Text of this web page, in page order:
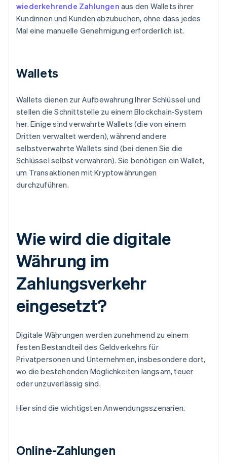
wiederkehrende Zahlungen aus den Wallets ihrer
Kundinnen und Kunden abzubuchen, ohne dass jedes
Mal eine manuelle Genehmigung erforderlich ist.
Wallets
Wallets dienen zur Aufbewahrung Ihrer Schlüssel und
stellen die Schnittstelle zu einem Blockchain-System
her. Einige sind verwahrte Wallets (die von einem
Dritten verwaltet werden), während andere
selbstverwahrte Wallets sind (bei denen Sie die
Schlüssel selbst verwahren). Sie benötigen ein Wallet,
um Transaktionen mit Kryptowährungen
durchzuführen.
Wie wird die digitale
Währung im
Zahlungsverkehr
eingesetzt?
Digitale Währungen werden zunehmend zu einem
festen Bestandteil des Geldverkehrs für
Privatpersonen und Unternehmen, insbesondere dort,
wo die bestehenden Möglichkeiten langsam, teuer
oder unzuverlässig sind.
Hier sind die wichtigsten Anwendungsszenarien.
Online-Zahlungen